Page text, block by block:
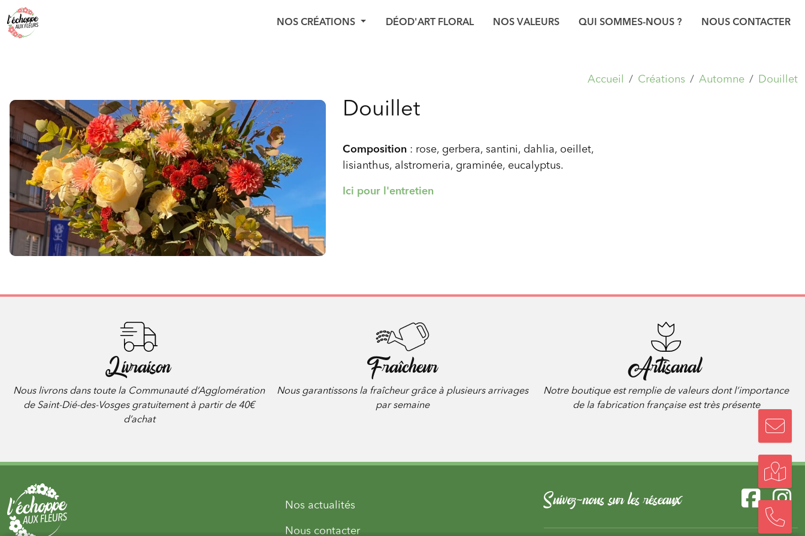
NOS CRÉATIONS DÉOD'ART FLORAL NOS VALEURS QUI SOMMES-NOUS ? NOUS CONTACTER
Accueil Créations Automne Douillet
Douillet
Composition : rose, gerbera, santini, dahlia, oeillet,
lisianthus, alstromeria, graminée, eucalyptus.
Ici pour l'entretien
Livraison
Nous livrons dans toute la Communauté d’Agglomération
de Saint-Dié-des-Vosges gratuitement à partir de 40€
d’achat
Fraîcheur
Nous garantissons la fraîcheur grâce à plusieurs arrivages
par semaine
Artisanal
Notre boutique est remplie de valeurs dont l’importance
de la fabrication française est très présente
Nos actualités
Nous contacter
Suivez-nous sur les réseaux